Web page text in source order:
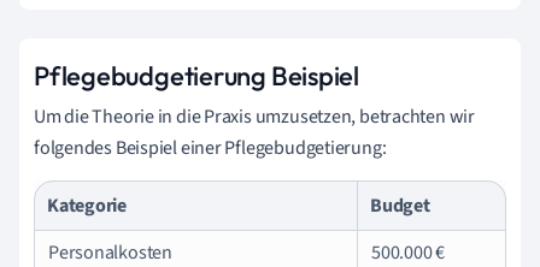
Pflegebudgetierung Beispiel
Um die Theorie in die Praxis umzusetzen, betrachten wir
folgendes Beispiel einer Pflegebudgetierung:
Kategorie
Budget
Personalkosten
500.000 €